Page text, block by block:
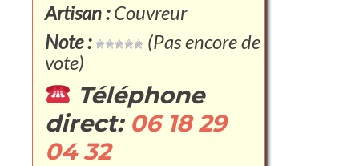
Artisan :Couvreur
Note :
(Pas encore de
vote)
Téléphone
direct: 06 18 29
04 32